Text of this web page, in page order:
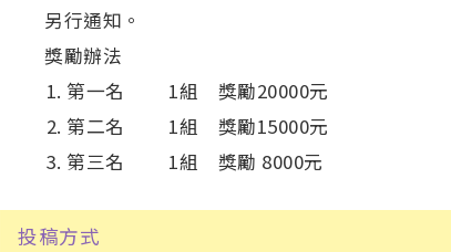
另行通知。
獎勵辦法
第一名 1組 獎勵20000元
第二名 1組 獎勵15000元
第三名 1組 獎勵 8000元
投稿方式